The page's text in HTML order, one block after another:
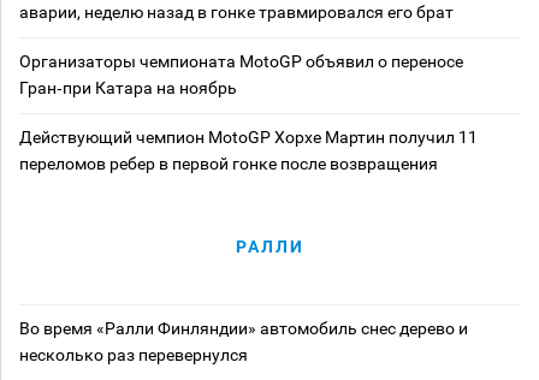
аварии, неделю назад в гонке травмировался его брат
Организаторы чемпионата MotoGP объявил о переносе
Гран‑при Катара на ноябрь
Действующий чемпион MotoGP Хорхе Мартин получил 11
переломов ребер в первой гонке после возвращения
РАЛЛИ
Во время «Ралли Финляндии» автомобиль снес дерево и
несколько раз перевернулся